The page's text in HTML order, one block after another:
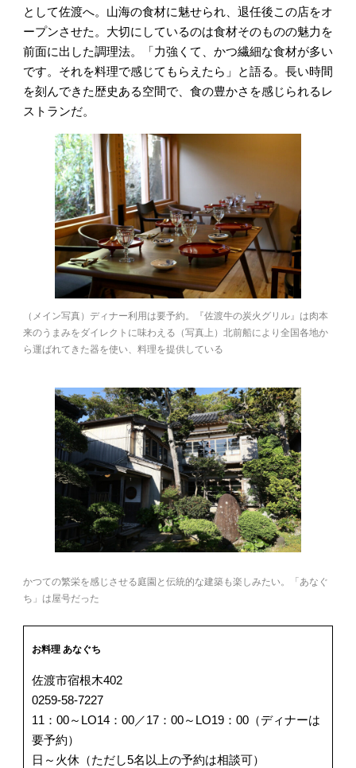
として佐渡へ。山海の食材に魅せられ、退任後この店をオ
ープンさせた。大切にしているのは食材そのものの魅力を
前面に出した調理法。「力強くて、かつ繊細な食材が多い
です。それを料理で感じてもらえたら」と語る。長い時間
を刻んできた歴史ある空間で、食の豊かさを感じられるレ
ストランだ。
（メイン写真）ディナー利用は要予約。『佐渡牛の炭火グリル』は肉本
来のうまみをダイレクトに味わえる（写真上）北前船により全国各地か
ら運ばれてきた器を使い、料理を提供している
かつての繁栄を感じさせる庭園と伝統的な建築も楽しみたい。「あなぐ
ち」は屋号だった
お料理 あなぐち
佐渡市宿根木402
0259-58-7227
11：00～LO14：00／17：00～LO19：00（ディナーは
要予約）
日～火休（ただし5名以上の予約は相談可）